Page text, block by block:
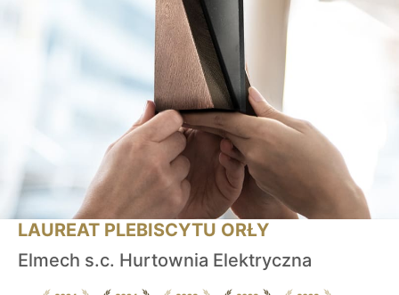
LAUREAT PLEBISCYTU ORŁY
Elmech s.c. Hurtownia Elektryczna